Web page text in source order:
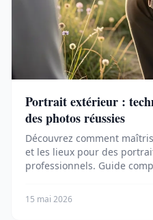
Portrait extérieur :
des photos réussies
Découvrez comment
et les lieux pour des
professionnels. Guide
15 mai 2026